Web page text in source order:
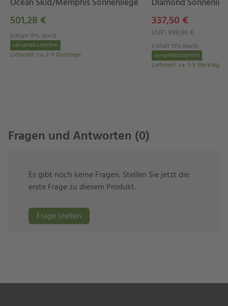
Höhe: ca. 3 cm
Ihre Auflage passt zu
Sonnenliege “Ocean Skid/Memphis” von Kettler
Ocean Skid/Memphis Sonnenliege
501,28 €
Enthält 19% MwSt.
versandkostenfrei
Lieferzeit: ca. 3-5 Werktage
Diamond
337,50 €
UVP: 499,90 €
Enthält 19% MwSt.
versandkostenfrei
Lieferzeit: ca. 3-5 Werktage
Fragen und Antworten (0)
Es gibt noch keine Fragen. Stellen Sie jetzt die
erste Frage zu diesem Produkt.
Frage stellen